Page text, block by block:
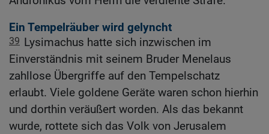
Ein Tempelräuber wird gelyncht
39 Lysimachus hatte sich inzwischen im
Einverständnis mit seinem Bruder Menelaus
zahllose Übergriffe auf den Tempelschatz
erlaubt. Viele goldene Geräte waren schon hierhin
und dorthin veräußert worden. Als das bekannt
wurde, rottete sich das Volk von Jerusalem